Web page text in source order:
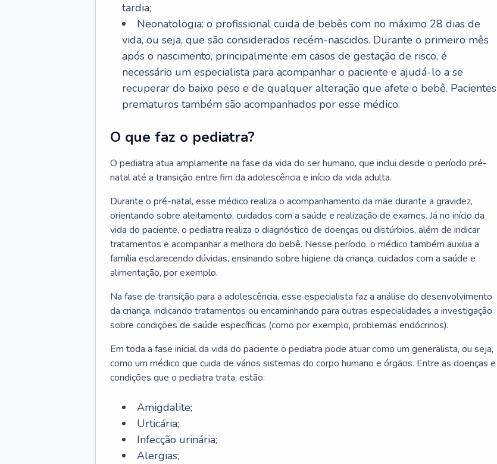
tardia;
Neonatologia: o profissional cuida de bebês com no máximo 28 dias de
vida, ou seja, que são considerados recém-nascidos. Durante o primeiro mês
após o nascimento, principalmente em casos de gestação de risco, é
necessário um especialista para acompanhar o paciente e ajudá-lo a se
recuperar do baixo peso e de qualquer alteração que afete o bebê. Pacientes
prematuros também são acompanhados por esse médico.
O que faz o pediatra?
O pediatra atua amplamente na fase da vida do ser humano, que inclui desde o período pré-
natal até a transição entre fim da adolescência e início da vida adulta.
Durante o pré-natal, esse médico realiza o acompanhamento da mãe durante a gravidez,
orientando sobre aleitamento, cuidados com a saúde e realização de exames. Já no início da
vida do paciente, o pediatra realiza o diagnóstico de doenças ou distúrbios, além de indicar
tratamentos e acompanhar a melhora do bebê. Nesse período, o médico também auxilia a
família esclarecendo dúvidas, ensinando sobre higiene da criança, cuidados com a saúde e
alimentação, por exemplo.
Na fase de transição para a adolescência, esse especialista faz a análise do desenvolvimento
da criança, indicando tratamentos ou encaminhando para outras especialidades a investigação
sobre condições de saúde específicas (como por exemplo, problemas endócrinos).
Em toda a fase inicial da vida do paciente o pediatra pode atuar como um generalista, ou seja,
como um médico que cuida de vários sistemas do corpo humano e órgãos. Entre as doenças e
condições que o pediatra trata, estão:
Amigdalite;
Urticária;
Infecção urinária;
Alergias;